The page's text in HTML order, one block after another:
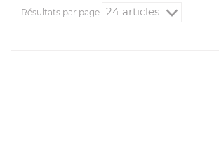
Résultats par page